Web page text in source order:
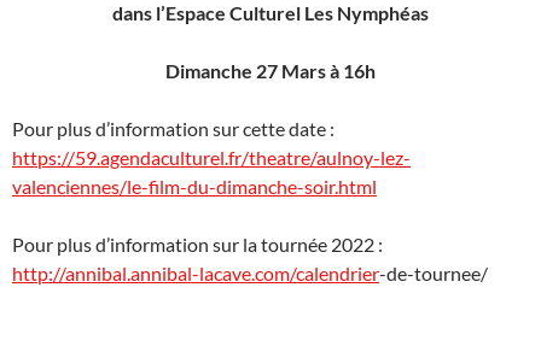
dans l’Espace Culturel Les Nymphéas
Dimanche 27 Mars à 16h
Pour plus d’information sur cette date :
https://59.agendaculturel.fr/theatre/aulnoy-lez-
valenciennes/le-film-du-dimanche-soir.html
Pour plus d’information sur la tournée 2022 :
http://annibal.annibal-lacave.com/calendrier-de-tournee/